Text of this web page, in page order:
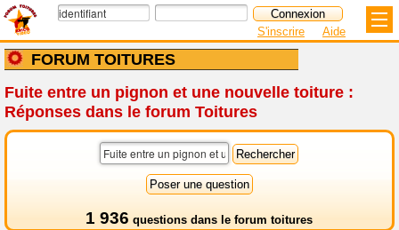
FORUM TOITURES
S'inscrire Aide
Fuite entre un pignon et une nouvelle toiture :
Réponses dans le forum Toitures
1 936 questions dans le forum toitures